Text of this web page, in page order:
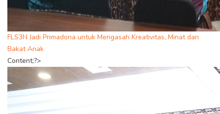
FLS3N Jadi Primadona untuk Mengasah Kreativitas, Minat dan
Bakat Anak
Content;?>